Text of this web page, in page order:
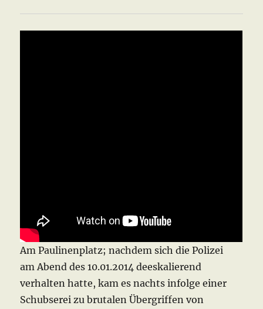
Am Paulinenplatz; nachdem sich die Polizei
am Abend des 10.01.2014 deeskalierend
verhalten hatte, kam es nachts infolge einer
Schubserei zu brutalen Übergriffen von